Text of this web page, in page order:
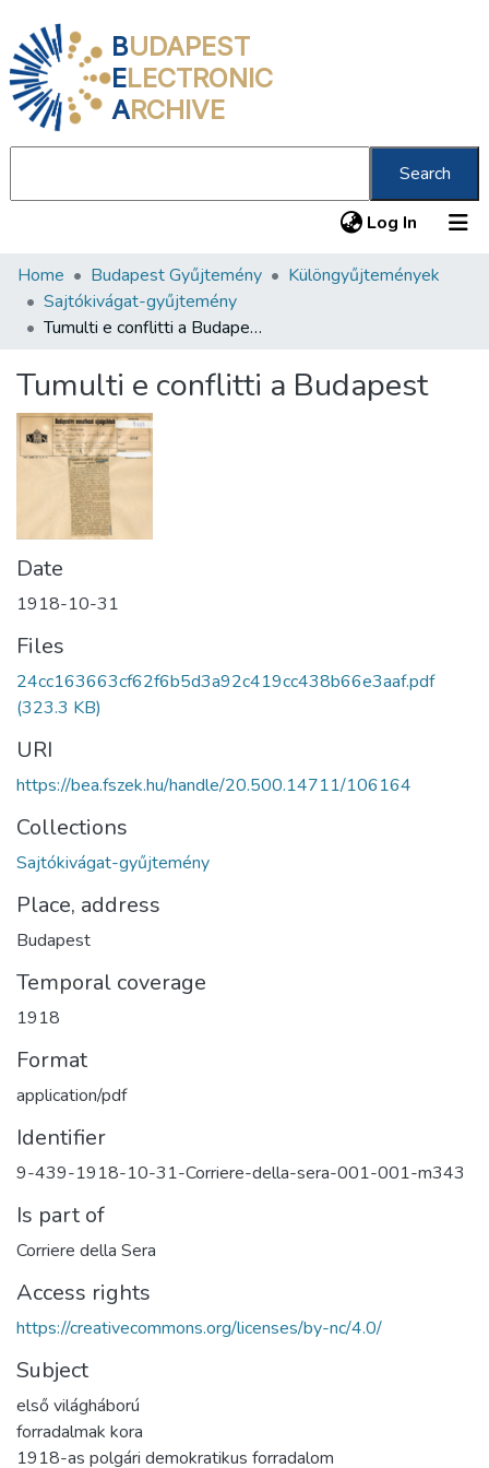
BUDAPEST
ELECTRONIC
ARCHIVE
Search
Log In (current)
Communities & Collections
All of DSpace
About us
Home Budapest Gyűjtemény
Különgyűjtemények
Sajtókivágat-gyűjtemény
Tumulti e conflitti a Budapest
Tumulti e conflitti a Budapest
Date
1918-10-31
Files
24cc163663cf62f6b5d3a92c419cc438b66e3aaf.pdf
(323.3 KB)
URI
https://bea.fszek.hu/handle/20.500.14711/106164
Collections
Sajtókivágat-gyűjtemény
Place, address
Budapest
Temporal coverage
1918
Format
application/pdf
Identifier
9-439-1918-10-31-Corriere-della-sera-001-001-m343
Is part of
Corriere della Sera
Access rights
https://creativecommons.org/licenses/by-nc/4.0/
Subject
első világháború
forradalmak kora
1918-as polgári demokratikus forradalom